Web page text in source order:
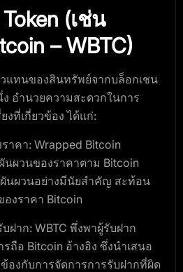
(เช่น
– WBTC)
แทนของสินทรัพย์จากบล็อกเชน
อำนวยความสะดวกในการ
งที่เกี่ยวข้อง ได้แก่:
าคา: Wrapped Bitcoin
นผวนของราคาตาม Bitcoin
นผวนอย่างมีนัยสำคัญ สะท้อน
องราคา Bitcoin
บฝาก: WBTC พึ่งพาผู้รับฝาก
ถือ Bitcoin อ้างอิง ซึ่งนำเสนอ
ข้องกับการจัดการการรับฝากที่ผิด